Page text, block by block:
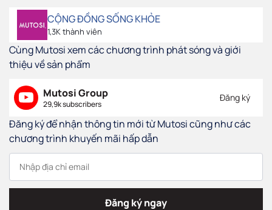
CỘNG ĐỒNG SỐNG KHỎE
1,3K thành viên
Cùng Mutosi xem các chương trình phát sóng và giới
thiệu về sản phẩm
Mutosi Group
29,9k subscribers
Đăng ký
Đăng ký để nhận thông tin mới từ Mutosi cũng như các
chương trình khuyến mãi hấp dẫn
Đăng ký ngay